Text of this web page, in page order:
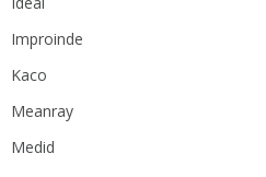
Improinde
Kaco
Meanray
Medid